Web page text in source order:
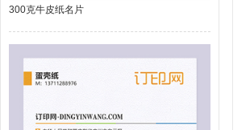
300克牛皮纸名片